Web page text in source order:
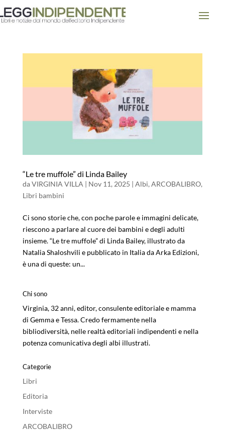
“Le tre muffole” di Linda Bailey
daVIRGINIA VILLA | Nov 11, 2025 | Albi, ARCOBALIBRO,
Libri bambini
Ci sono storie che, con poche parole e immagini delicate,
riescono a parlare al cuore dei bambini e degli adulti
insieme. “Le tre muffole” di Linda Bailey, illustrato da
Natalia Shaloshvili e pubblicato in Italia da Arka Edizioni,
è una di queste: un...
Chi sono
Virginia, 32 anni, editor, consulente editoriale e mamma
di Gemma e Tessa. Credo fermamente nella
bibliodiversità, nelle realtà editoriali indipendenti e nella
potenza comunicativa degli albi illustrati.
Categorie
Libri
Editoria
Interviste
ARCOBALIBRO